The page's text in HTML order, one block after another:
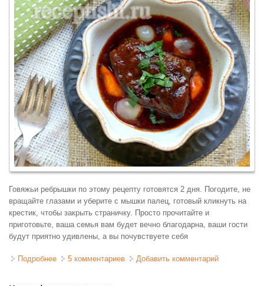
Говяжьи ребрышки по этому рецепту готовятся 2 дня. Погодите, не
вращайте глазами и уберите с мышки палец, готовый кликнуть на
крестик, чтобы закрыть страничку. Просто прочитайте и
приготовьте, ваша семья вам будет вечно благодарна, ваши гости
будут приятно удивлены, а вы почувствуете себя
Подробнее о Острые говяжьи ребрышки в красном вине
5 комментариев Добавить комментарий